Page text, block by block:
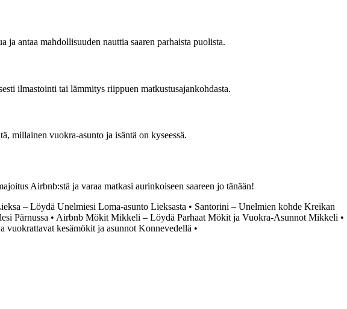
antaa mahdollisuuden nauttia saaren parhaista puolista.
ilmastointi tai lämmitys riippuen matkustusajankohdasta.
millainen vuokra-asunto ja isäntä on kyseessä.
Airbnb:stä ja varaa matkasi aurinkoiseen saareen jo tänään!
– Löydä Unelmiesi Loma-asunto Lieksasta • Santorini – Unelmien kohde Kreikan
Pärnussa • Airbnb Mökit Mikkeli – Löydä Parhaat Mökit ja Vuokra-Asunnot Mikkeli •
vuokrattavat kesämökit ja asunnot Konnevedellä •